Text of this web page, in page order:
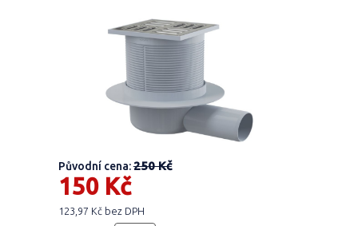
Původní cena:250 Kč
150 Kč
123,97 Kč bez DPH